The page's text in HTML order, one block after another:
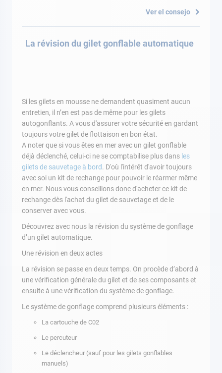
Ver el consejo
La révision du gilet gonflable automatique
Si les gilets en mousse ne demandent quasiment aucun
entretien, il n’en est pas de même pour les gilets
autogonflants. A vous d'assurer votre sécurité en gardant
toujours votre gilet de flottaison en bon état.
A noter que si vous êtes en mer avec un gilet gonflable
déjà déclenché, celui-ci ne se comptabilise plus dans les
gilets de sauvetage à bord. D'où l'intérêt d'avoir toujours
avec soi un kit de rechange pour pouvoir le réarmer même
en mer. Nous vous conseillons donc d'acheter ce kit de
rechange dès l'achat du gilet de sauvetage et de le
conserver avec vous.
Découvrez avec nous la révision du système de gonflage
d’un gilet automatique.
Une révision en deux actes
La révision se passe en deux temps. On procède d’abord à
une vérification générale du gilet et de ses composants et
ensuite à une vérification du système de gonflage.
Le système de gonflage comprend plusieurs éléments :
La cartouche de C02
Le percuteur
Le déclencheur (sauf pour les gilets gonflables
manuels)